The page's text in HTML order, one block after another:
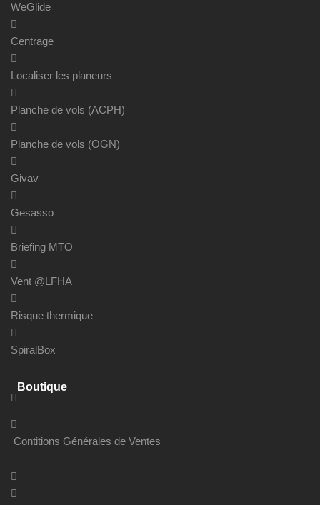
WeGlide
Centrage
Localiser les planeurs
Planche de vols (ACPH)
Planche de vols (OGN)
Givav
Gesasso
Briefing MTO
Vent @LFHA
Risque thermique
SpiralBox
Boutique
Contitions Générales de Ventes